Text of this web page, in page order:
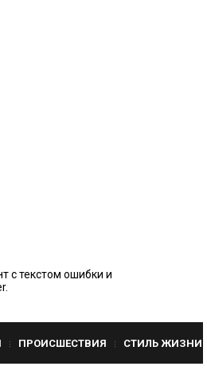
с текстом ошибки и
ПРОИСШЕСТВИЯ СТИЛЬ ЖИЗНИ